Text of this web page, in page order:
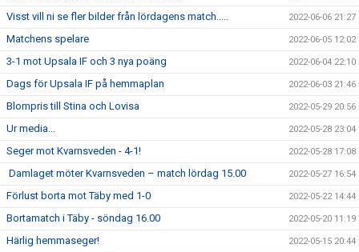
Visst vill ni se fler bilder från lördagens match..... 2022-06-06 21:27
Matchens spelare 2022-06-05 12:02
3-1 mot Upsala IF och 3 nya poäng 2022-06-04 22:10
Dags för Upsala IF på hemmaplan 2022-06-03 21:46
Blompris till Stina och Lovisa 2022-05-29 20:56
Ur media... 2022-05-28 23:04
Seger mot Kvarnsveden - 4-1! 2022-05-28 17:08
Damlaget möter Kvarnsveden – match lördag 15.00 2022-05-27 16:54
Förlust borta mot Täby med 1-0 2022-05-22 14:44
Bortamatch i Täby - söndag 16.00 2022-05-20 11:19
Härlig hemmaseger! 2022-05-15 20:44